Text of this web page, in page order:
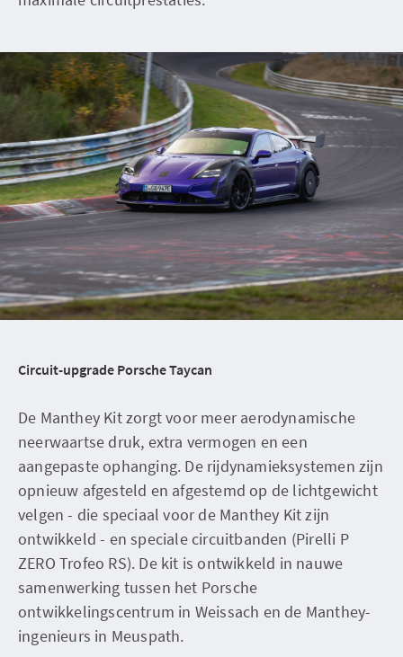
Circuit-upgrade Porsche Taycan
De Manthey Kit zorgt voor meer aerodynamische
neerwaartse druk, extra vermogen en een
aangepaste ophanging. De rijdynamieksystemen zijn
opnieuw afgesteld en afgestemd op de lichtgewicht
velgen - die speciaal voor de Manthey Kit zijn
ontwikkeld - en speciale circuitbanden (Pirelli P
ZERO Trofeo RS). De kit is ontwikkeld in nauwe
samenwerking tussen het Porsche
ontwikkelingscentrum in Weissach en de Manthey-
ingenieurs in Meuspath.